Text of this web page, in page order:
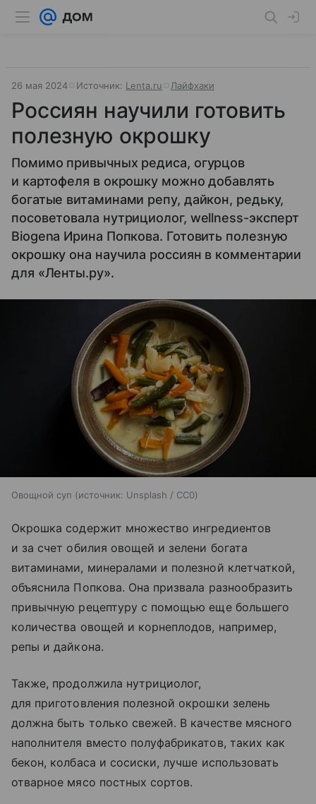
26 мая 2024 Источник: Lenta.ru Лайфхаки
Россиян научили готовить
полезную окрошку
Помимо привычных редиса, огурцов
и картофеля в окрошку можно добавлять
богатые витаминами репу, дайкон, редьку,
посоветовала нутрициолог, wellness-эксперт
Biogena Ирина Попкова. Готовить полезную
окрошку она научила россиян в комментарии
для «Ленты.ру».
Овощной суп источник: Unsplash / CC0
Окрошка содержит множество ингредиентов
и за счет обилия овощей и зелени богата
витаминами, минералами и полезной клетчаткой,
объяснила Попкова. Она призвала разнообразить
привычную рецептуру с помощью еще большего
количества овощей и корнеплодов, например,
репы и дайкона.
Также, продолжила нутрициолог,
для приготовления полезной окрошки зелень
должна быть только свежей. В качестве мясного
наполнителя вместо полуфабрикатов, таких как
бекон, колбаса и сосиски, лучше использовать
отварное мясо постных сортов.